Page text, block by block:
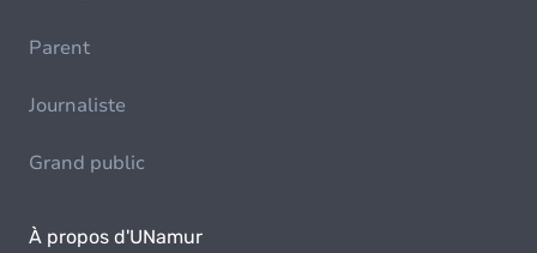
Parent
Journaliste
Grand public
À propos d'UNamur